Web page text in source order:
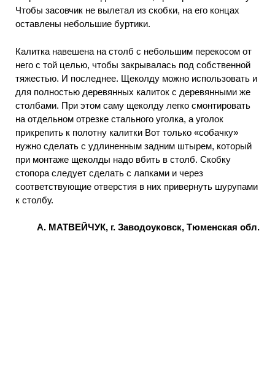
Чтобы засовчик не вылетал из скобки, на его концах
оставлены небольшие буртики.
Калитка навешена на столб с небольшим перекосом от
него с той целью, чтобы закрывалась под собственной
тяжестью. И последнее. Щеколду можно использовать и
для полностью деревянных калиток с деревянными же
столбами. При этом саму щеколду легко смонтировать
на отдельном отрезке стального уголка, а уголок
прикрепить к полотну калитки Вот только «собачку»
нужно сделать с удлиненным задним штырем, который
при монтаже щеколды надо вбить в столб. Скобку
стопора следует сделать с лапками и через
соответствующие отверстия в них привернуть шурупами
к столбу.
А. МАТВЕЙЧУК, г. Заводоуковск, Тюменская обл.